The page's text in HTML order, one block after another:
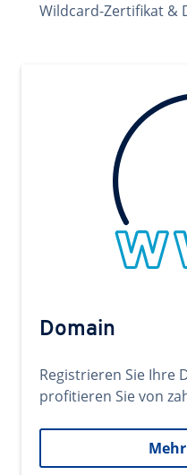
Wildcard-Zertifikat &
Domain
Registrieren Sie Ihre
profitieren Sie von